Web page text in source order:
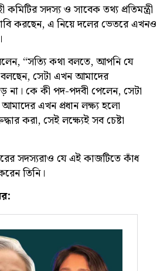
কমিটির সদস্য ও সাবেক তথ্য প্রতিমন্ত্রী
করছেন, এ নিয়ে দলের ভেতরে এখনও
“সত্যি কথা বলতে, আপনি যে
বলছেন, সেটা এখন আমাদের
না। কে কী পদ-পদবী পেলেন, সেটা
এখন প্রধান লক্ষ্য হলো
করা, সেই লক্ষ্যেই সব চেষ্টা
সদস্যরাও যে এই কাজটিতে কাঁধ
তিনি।